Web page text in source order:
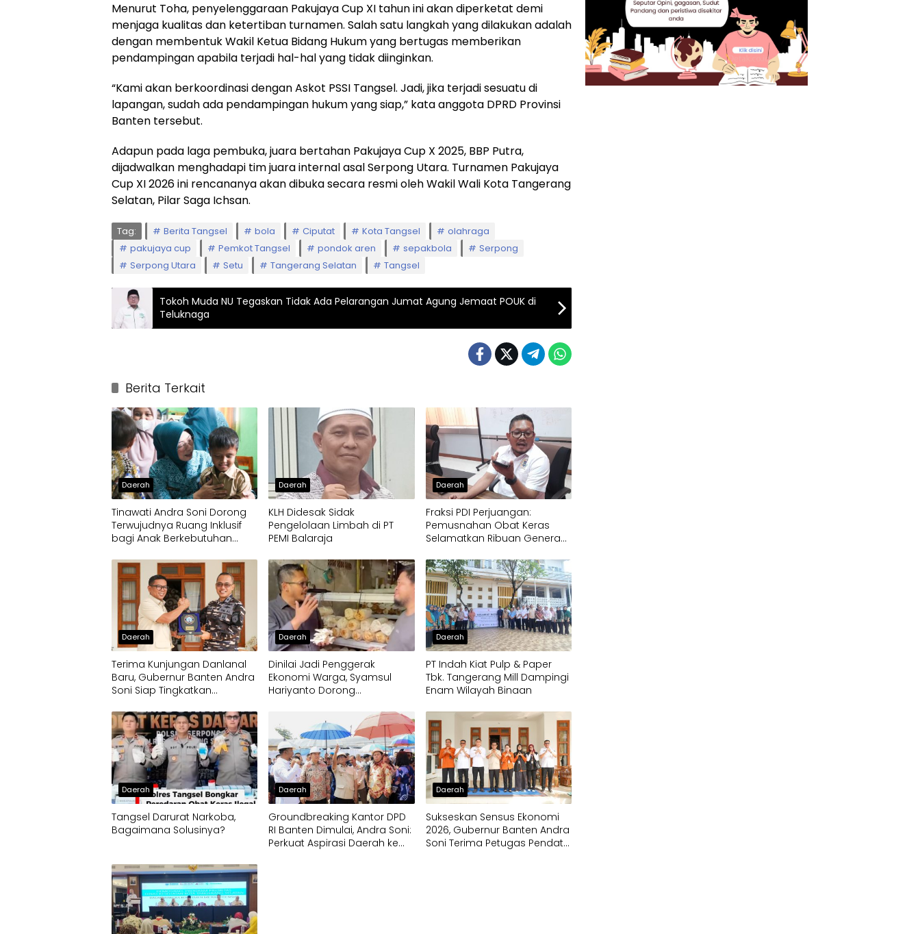
Menurut Toha, penyelenggaraan Pakujaya Cup XI tahun ini akan diperketat demi
menjaga kualitas dan ketertiban turnamen. Salah satu langkah yang dilakukan adalah
dengan membentuk Wakil Ketua Bidang Hukum yang bertugas memberikan
pendampingan apabila terjadi hal-hal yang tidak diinginkan.
“Kami akan berkoordinasi dengan Askot PSSI Tangsel. Jadi, jika terjadi sesuatu di
lapangan, sudah ada pendampingan hukum yang siap,” kata anggota DPRD Provinsi
Banten tersebut.
Adapun pada laga pembuka, juara bertahan Pakujaya Cup X 2025, BBP Putra,
dijadwalkan menghadapi tim juara internal asal Serpong Utara. Turnamen Pakujaya
Cup XI 2026 ini rencananya akan dibuka secara resmi oleh Wakil Wali Kota Tangerang
Selatan, Pilar Saga Ichsan.
Tag: Berita Tangsel bola Ciputat Kota Tangsel
olahraga
pakujaya cup
Pemkot Tangsel pondok aren sepakbola
Serpong
Serpong Utara
Setu Tangerang Selatan Tangsel
Tokoh Muda NU Tegaskan Tidak Ada Pelarangan Jumat Agung Jemaat POUK di
Teluknaga
Berita Terkait
Daerah
Tinawati Andra Soni Dorong
Terwujudnya Ruang Inklusif
bagi Anak Berkebutuhan
Daerah
KLH Didesak Sidak
Pengelolaan Limbah di PT
PEMI Balaraja
Daerah
Fraksi PDI Perjuangan:
Pemusnahan Obat Keras
Selamatkan Ribuan Generasi
Daerah
Terima Kunjungan Danlanal
Baru, Gubernur Banten Andra
Soni Siap Tingkatkan
Daerah
Dinilai Jadi Penggerak
Ekonomi Warga, Syamsul
Hariyanto Dorong
Jamur Crispy di Serpong
Daerah
PT Indah Kiat Pulp & Paper
Tbk. Tangerang Mill Dampingi
Enam Wilayah Binaan
Daerah
Tangsel Darurat Narkoba,
Bagaimana Solusinya?
Daerah
Groundbreaking Kantor DPD
RI Banten Dimulai, Andra Soni:
Perkuat Aspirasi Daerah ke
Daerah
Sukseskan Sensus Ekonomi
2026, Gubernur Banten Andra
Soni Terima Petugas Pendata